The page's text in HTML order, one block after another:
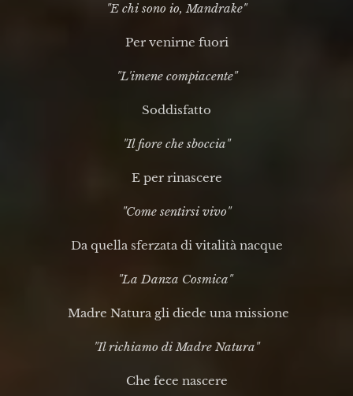
"E chi sono io, Mandrake"
Per venirne fuori
"L'imene compiacente"
Soddisfatto
"Il fiore che sboccia"
E per rinascere
"Come sentirsi vivo"
Da quella sferzata di vitalità nacque
"La Danza Cosmica"
Madre Natura gli diede una missione
"Il richiamo di Madre Natura"
Che fece nascere